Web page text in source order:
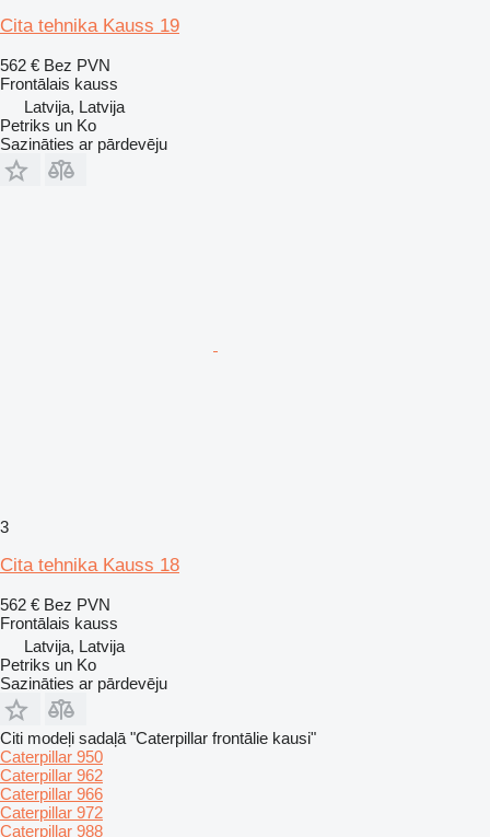
Cita tehnika Kauss 19
562 € Bez PVN
Frontālais kauss
Latvija, Latvija
Petriks un Ko
Sazināties ar pārdevēju
3
Cita tehnika Kauss 18
562 € Bez PVN
Frontālais kauss
Latvija, Latvija
Petriks un Ko
Sazināties ar pārdevēju
Citi modeļi sadaļā "Caterpillar frontālie kausi"
Caterpillar 950
Caterpillar 962
Caterpillar 966
Caterpillar 972
Caterpillar 988